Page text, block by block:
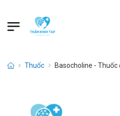
Thuốc Basocholine -